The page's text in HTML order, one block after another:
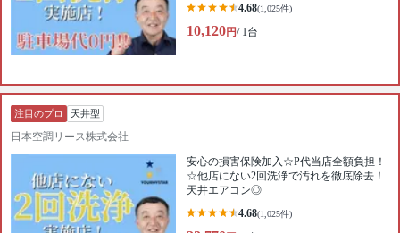
4.68(1,025件)
10,120円/ 1台
注目のプロ 天井型
日本空調リース株式会社
安心の損害保険加入☆P代当店全額負担！
☆他店にない2回洗浄で汚れを徹底除去！
天井エアコン◎
4.68(1,025件)